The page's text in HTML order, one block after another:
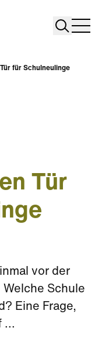
Search
für Schulneulinge
Tür
vor der
Schule
Eine Frage,
...